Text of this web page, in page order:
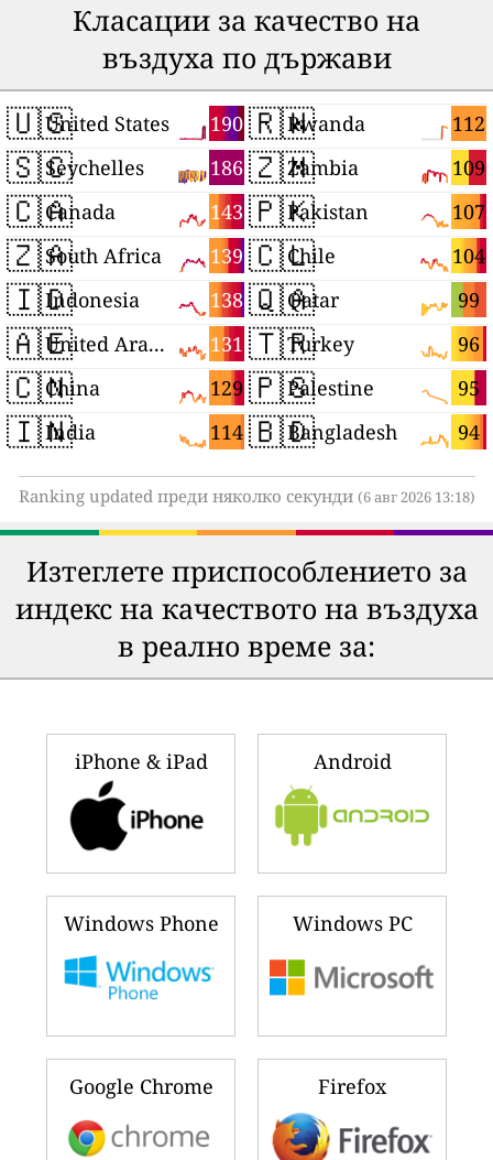
Класации за качество на
въздуха по държави
🇺🇸 190
United States
🇸🇨 186
Seychelles
🇨🇦 143
Canada
🇿🇦 139
South Africa
🇮🇩 138
Indonesia
🇦🇪 131
United Arab Emirates
🇨🇳 129
China
🇮🇳 114
India
🇷🇼 112
Rwanda
🇿🇲 109
Zambia
🇵🇰 107
Pakistan
🇨🇱 104
Chile
🇶🇦 99
Qatar
🇹🇷 96
Turkey
🇵🇸 95
Palestine
🇧🇩 94
Bangladesh
Ranking updated преди няколко секунди (6 авг 2026 13:18)
Изтеглете приспособлението за
индекс на качеството на въздуха
в реално време за:
iPhone & iPad Android
Windows Phone Windows PC
Google Chrome Firefox